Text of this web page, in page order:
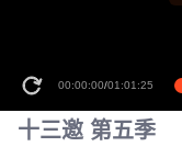
00:00:00/01:01:25
十三邀 第五季